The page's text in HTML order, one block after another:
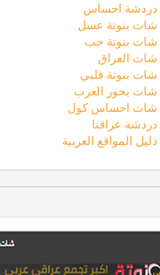
دردشة احساس
شات بنوتة عسل
شات بنوتة حب
شات العراق
شات بنوتة قلبي
شات بحور العرب
شات احساس كول
دردشة عراقنا
دليل المواقع العربية